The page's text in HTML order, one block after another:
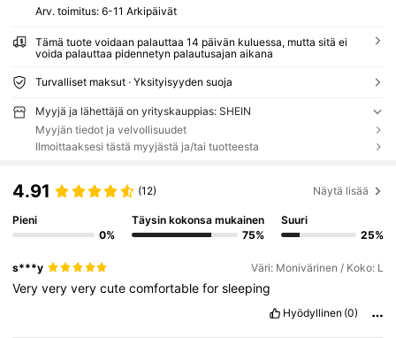
Arv. toimitus: 6-11 Arkipäivät
Tämä tuote voidaan palauttaa 14 päivän kuluessa, mutta sitä ei
voida palauttaa pidennetyn palautusajan aikana
Turvalliset maksut · Yksityisyyden suoja
Myyjä ja lähettäjä on yrityskauppias: SHEIN
Myyjän tiedot ja velvollisuudet
Ilmoittaaksesi tästä myyjästä ja/tai tuotteesta
4.91 (12) Näytä lisää
Pieni
0%
Täysin kokonsa mukainen
75%
Suuri
25%
s***y Väri: Monivärinen / Koko: L
Veryveryverycutecomfortableforsleeping
Hyödyllinen (0)